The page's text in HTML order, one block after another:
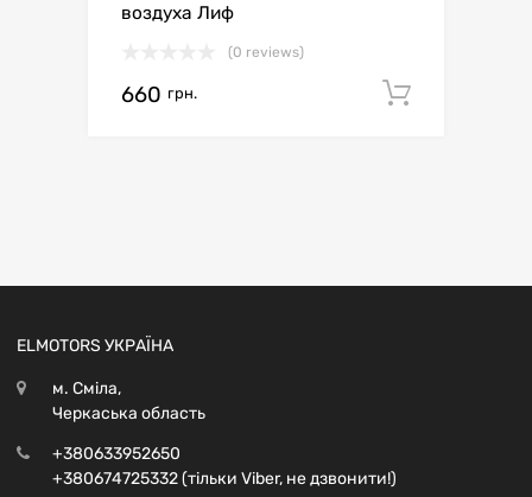
воздуха Лиф
(0 reviews)
660 грн.
ELMOTORS УКРАЇНА
м. Сміла,
Черкаська область
+380633952650
+380674725332 (тільки Viber, не дзвонити!)